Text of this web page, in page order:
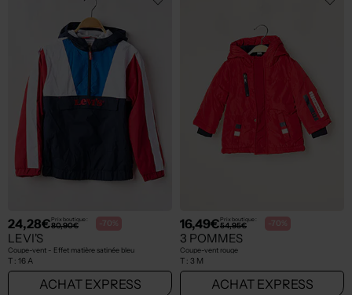
24,28€Prix boutique :
80,90€ -70%
LEVI'S
Coupe-vent - Effet matière satinée bleu
T : 16 A
ACHAT EXPRESS
16,49€Prix boutique :
54,95€ -70%
3 POMMES
Coupe-vent rouge
T : 3 M
ACHAT EXPRESS